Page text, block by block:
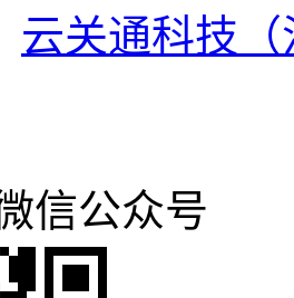
云关通科技
信公众号